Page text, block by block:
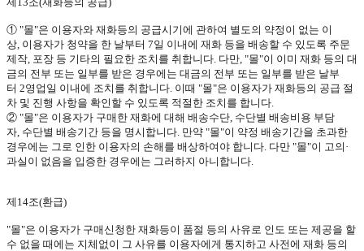
① "몰"은 이용자와 재화등의 공급시기에 관하여 별도의 약정이 없는 이
상 이용자가 청약을 한 날부터 7일 이내에 재화 등을 배송할 수 있도록 주문
제작 포장 등 기타의 필요한 조치를 취합니다 다만 , "몰"이 이미 재화 등의 대
금의 전부 또는 일부를 받은 경우에는 대금의 전부 또는 일부를 받은 날부
터 2영업일 이내에 조치를 취합니다 이때 "몰"은 이용자가 재화등의 공급 절
차 및 진행 사항을 확인할 수 있도록 적절한 조치를 합니다
② "몰"은 이용자가 구매한 재화에 대해 배송수단 수단별 배송비용 부담
자 수단별 배송기간 등을 명시합니다 만약 "몰"이 약정 배송기간을 초과한
경우에는 그로 인한 이용자의 손해를 배상하여야 합니다 다만 "몰"이 고의·
과실이 없음을 입증한 경우에는 그러하지 아니합니다
제 14조(환급)
"몰"은 이용자가 구매신청한 재화등이 품절 등의 사유로 인도 또는 제공을 할
수 없을 때에는 지체없이 그 사유를 이용자에게 통지하고 사전에 재화 등의